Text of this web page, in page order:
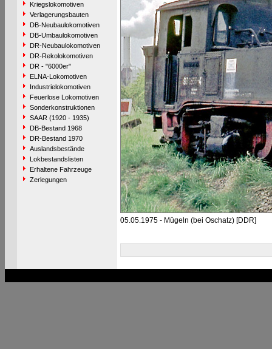
Kriegslokomotiven
Verlagerungsbauten
DB-Neubaulokomotiven
DB-Umbaulokomotiven
DR-Neubaulokomotiven
DR-Rekolokomotiven
DR - "6000er"
ELNA-Lokomotiven
Industrielokomotiven
Feuerlose Lokomotiven
Sonderkonstruktionen
SAAR (1920 - 1935)
DB-Bestand 1968
DR-Bestand 1970
Auslandsbestände
Lokbestandslisten
Erhaltene Fahrzeuge
Zerlegungen
05.05.1975 - Mügeln (bei Oschatz) [DDR]